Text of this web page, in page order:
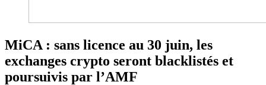
MiCA : sans licence au 30 juin, les
exchanges crypto seront blacklistés et
poursuivis par l’AMF